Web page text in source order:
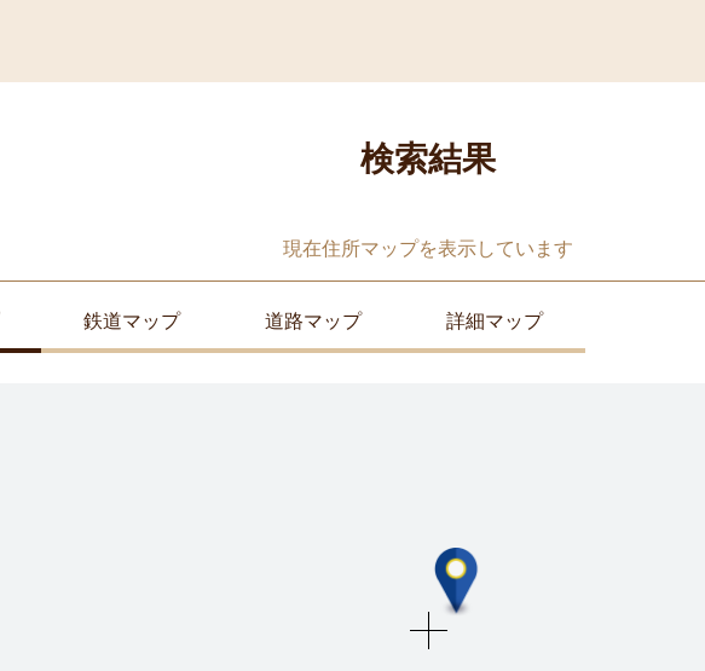
検索結果
現在住所マップを表示しています
鉄道マップ 道路マップ 詳細マップ